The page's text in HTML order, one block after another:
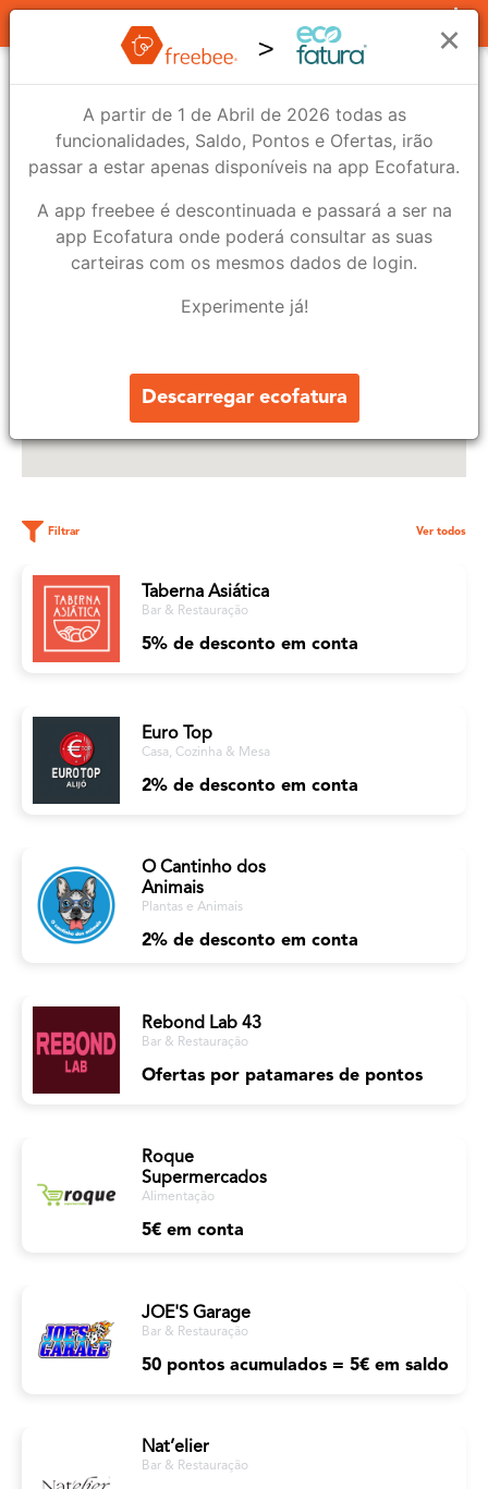
Filtrar Ver todos
Taberna Asiática
Bar & Restauração
5% de desconto em conta
Euro Top
Casa, Cozinha & Mesa
2% de desconto em conta
O Cantinho dos
Animais
Plantas e Animais
2% de desconto em conta
Rebond Lab 43
Bar & Restauração
Ofertas por patamares de pontos
Roque
Supermercados
Alimentação
5€ em conta
JOE'S Garage
Bar & Restauração
50 pontos acumulados = 5€ em saldo
Nat’elier
Bar & Restauração
×
A partir de 1 de Abril de 2026 todas as
funcionalidades, Saldo, Pontos e Ofertas, irão
passar a estar apenas disponíveis na app Ecofatura.
A app freebee é descontinuada e passará a ser na
app Ecofatura onde poderá consultar as suas
carteiras com os mesmos dados de login.
Experimente já!
Descarregar ecofatura